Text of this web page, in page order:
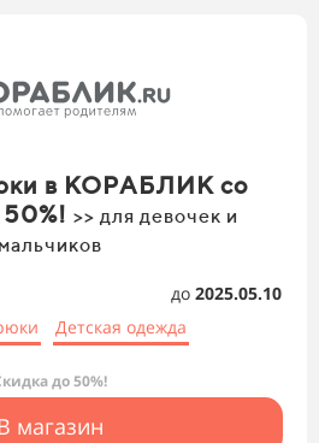
в КОРАБЛИК со
>> для девочек и
мальчиков
до 2025.05.10
Детская одежда
до 50%!
магазин